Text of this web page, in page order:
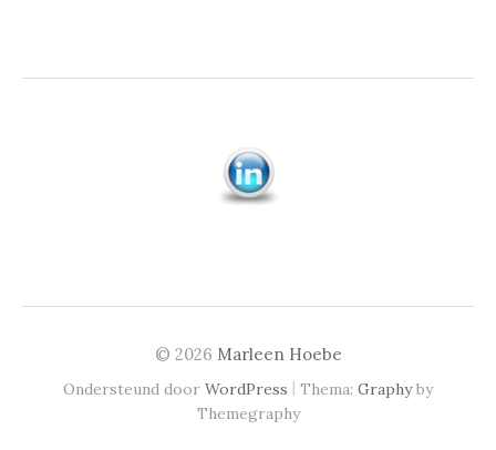
© 2026 Marleen Hoebe
Ondersteund door WordPress | Thema: Graphyby
Themegraphy